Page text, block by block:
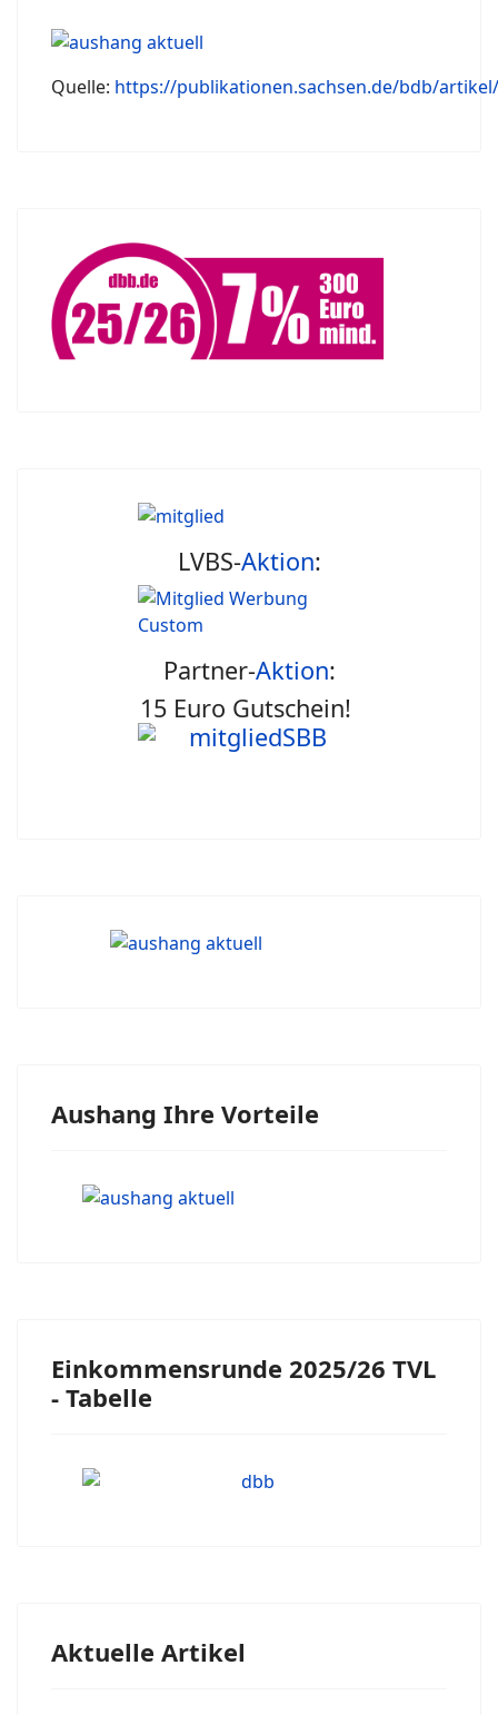
Quelle: https://publikationen.sachsen.de/bdb/
LVBS-Aktion:
Partner-Aktion:
15 Euro Gutschein!
Aushang Ihre Vorteile
Einkommensrunde 2025/26 TVL
- Tabelle
Aktuelle Artikel